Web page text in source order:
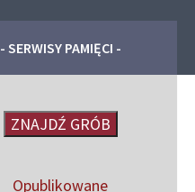
- SERWISY PAMIĘCI -
ZNAJDŹ GRÓB
Opublikowane